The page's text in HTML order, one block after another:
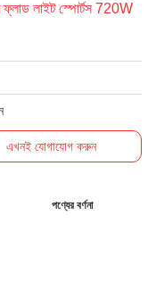
লাইট স্পোর্টস 720W
এখনই যোগাযোগ করুন
পণ্যের বর্ণনা